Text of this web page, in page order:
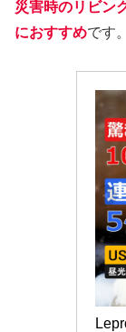
災害時のリビン
におすすめです。